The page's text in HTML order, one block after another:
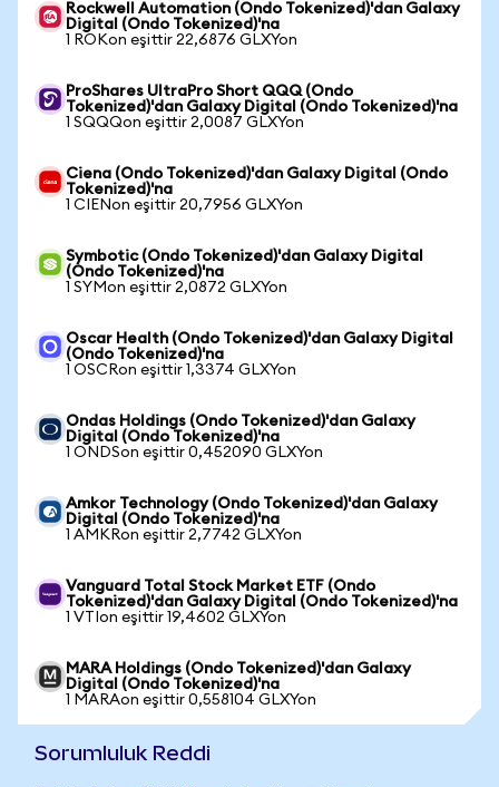
Rockwell Automation (Ondo Tokenized)'dan Galaxy
Digital (Ondo Tokenized)'na
1 ROKon eşittir 22,6876 GLXYon
ProShares UltraPro Short QQQ (Ondo
Tokenized)'dan Galaxy Digital (Ondo Tokenized)'na
1 SQQQon eşittir 2,0087 GLXYon
Ciena (Ondo Tokenized)'dan Galaxy Digital (Ondo
Tokenized)'na
1 CIENon eşittir 20,7956 GLXYon
Symbotic (Ondo Tokenized)'dan Galaxy Digital
(Ondo Tokenized)'na
1 SYMon eşittir 2,0872 GLXYon
Oscar Health (Ondo Tokenized)'dan Galaxy Digital
(Ondo Tokenized)'na
1 OSCRon eşittir 1,3374 GLXYon
Ondas Holdings (Ondo Tokenized)'dan Galaxy
Digital (Ondo Tokenized)'na
1 ONDSon eşittir 0,452090 GLXYon
Amkor Technology (Ondo Tokenized)'dan Galaxy
Digital (Ondo Tokenized)'na
1 AMKRon eşittir 2,7742 GLXYon
Vanguard Total Stock Market ETF (Ondo
Tokenized)'dan Galaxy Digital (Ondo Tokenized)'na
1 VTIon eşittir 19,4602 GLXYon
MARA Holdings (Ondo Tokenized)'dan Galaxy
Digital (Ondo Tokenized)'na
1 MARAon eşittir 0,558104 GLXYon
Sorumluluk Reddi